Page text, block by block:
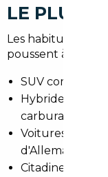
LE PLUS À
Les habitudes de
poussent à
SUV compacts
Hybrides et
carburant et les
Voitures
d'Allemagne,
Citadines